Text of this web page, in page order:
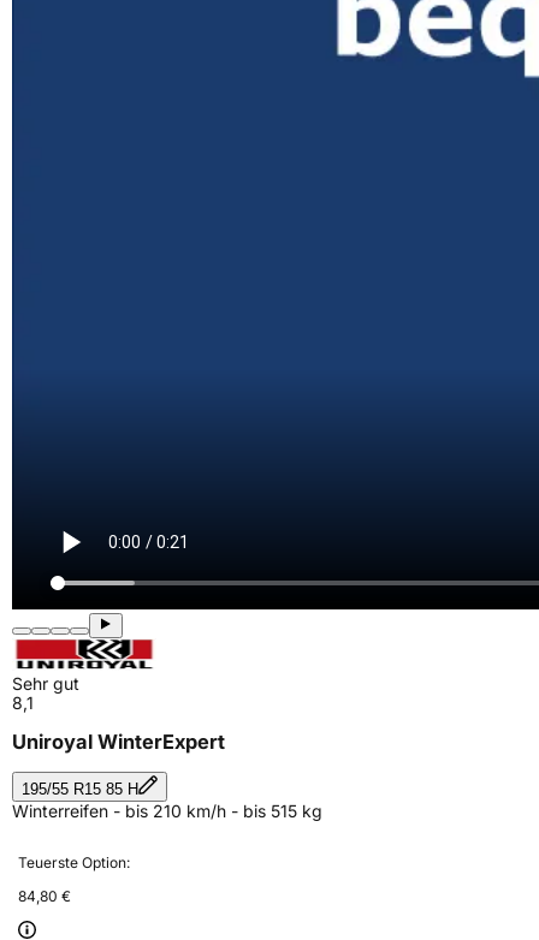
Sehr gut
8,1
Uniroyal WinterExpert
195/55 R15 85 H
Winterreifen - bis 210 km/h - bis 515 kg
Teuerste Option:
84,80 €